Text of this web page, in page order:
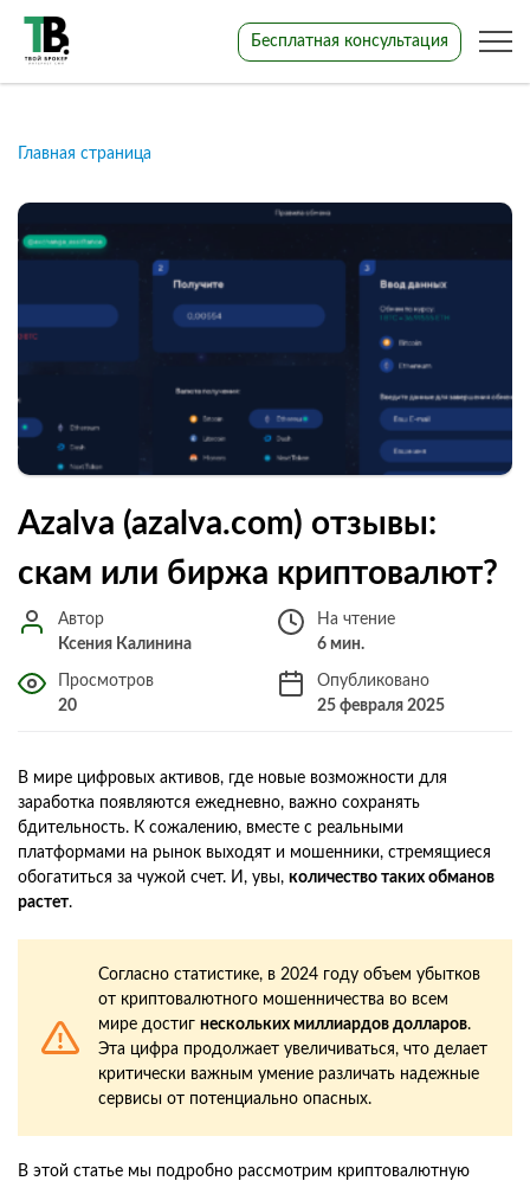
Бесплатная консультация
Главная страница
Azalva (azalva.com) отзывы:
скам или биржа криптовалют?
Автор
Ксения Калинина
На чтение
6 мин.
Просмотров
20
Опубликовано
25 февраля 2025
В мире цифровых активов, где новые возможности для
заработка появляются ежедневно, важно сохранять
бдительность. К сожалению, вместе с реальными
платформами на рынок выходят и мошенники, стремящиеся
обогатиться за чужой счет. И, увы, количество таких обманов
растет.
Согласно статистике, в 2024 году объем убытков
от криптовалютного мошенничества во всем
мире достиг нескольких миллиардов долларов.
Эта цифра продолжает увеличиваться, что делает
критически важным умение различать надежные
сервисы от потенциально опасных.
В этой статье мы подробно рассмотрим криптовалютную